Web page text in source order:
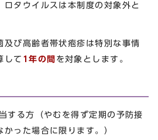
ロタウイルスは本制度の対象外と
び高齢者帯状疱疹は特別な事情
して 1年の間 を対象とします。
る方（やむを得ず定期の予防接
った場合に限ります。）